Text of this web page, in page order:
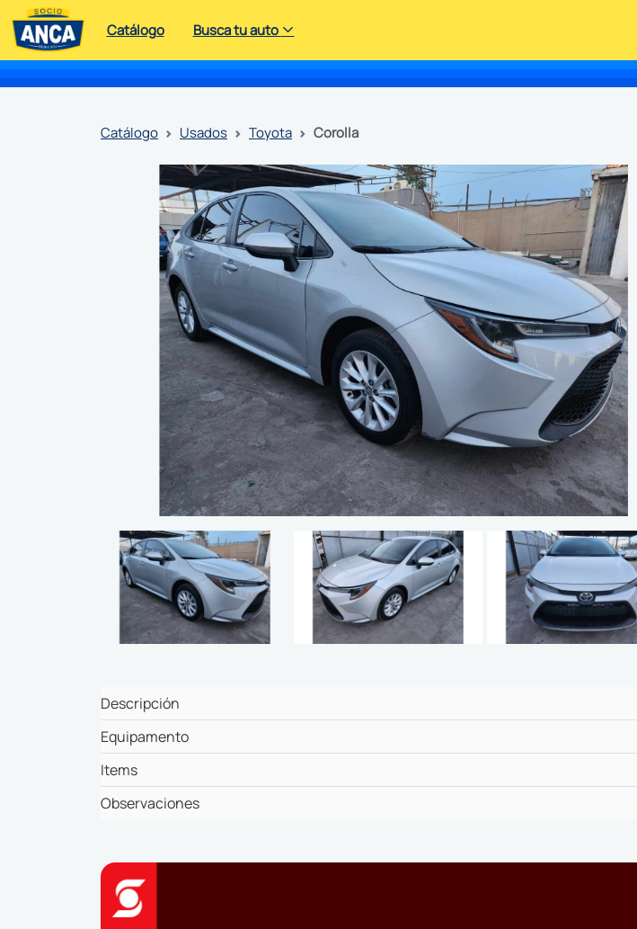
Catálogo Busca tu auto
catálogo usados toyota corolla
Descripción
Equipamento
Items
Observaciones